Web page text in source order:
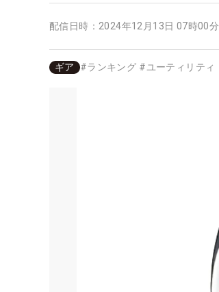
配信日時： 2024年12月13日 07時00分
ギア #ランキング #ユーティリティ